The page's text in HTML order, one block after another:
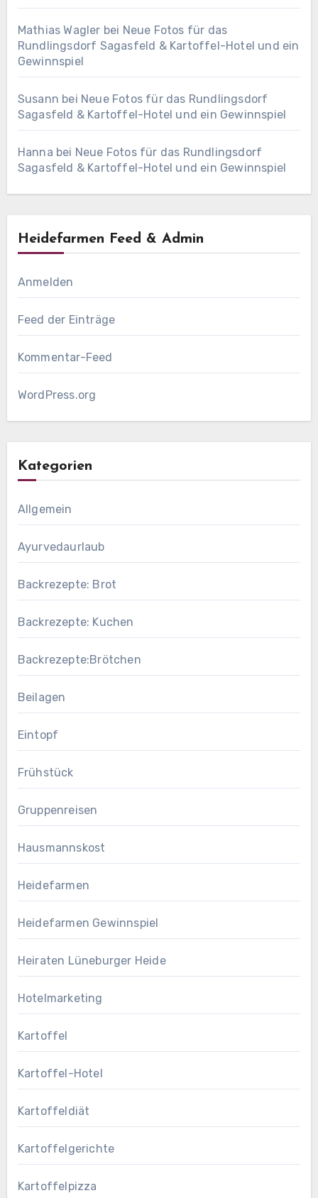
Mathias Wagler bei Neue Fotos für das
Rundlingsdorf Sagasfeld & Kartoffel-Hotel und ein
Gewinnspiel
Susann bei Neue Fotos für das Rundlingsdorf
Sagasfeld & Kartoffel-Hotel und ein Gewinnspiel
Hanna bei Neue Fotos für das Rundlingsdorf
Sagasfeld & Kartoffel-Hotel und ein Gewinnspiel
Heidefarmen Feed & Admin
Anmelden
Feed der Einträge
Kommentar-Feed
WordPress.org
Kategorien
Allgemein
Ayurvedaurlaub
Backrezepte: Brot
Backrezepte: Kuchen
Backrezepte:Brötchen
Beilagen
Eintopf
Frühstück
Gruppenreisen
Hausmannskost
Heidefarmen
Heidefarmen Gewinnspiel
Heiraten Lüneburger Heide
Hotelmarketing
Kartoffel
Kartoffel-Hotel
Kartoffeldiät
Kartoffelgerichte
Kartoffelpizza